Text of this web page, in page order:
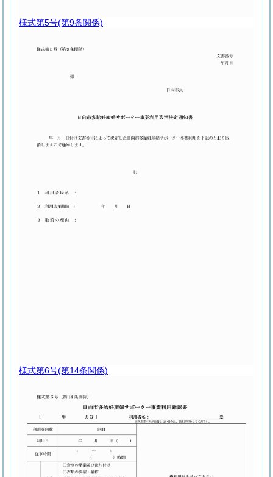
様式第5号(第9条関係)
様式第6号(第14条関係)